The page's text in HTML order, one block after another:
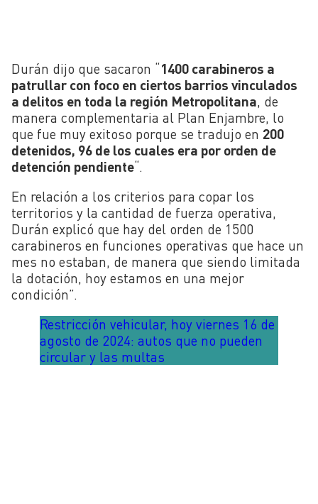
Durán dijo que sacaron “1400 carabineros a
patrullar con foco en ciertos barrios vinculados
a delitos en toda la región Metropolitana, de
manera complementaria al Plan Enjambre, lo
que fue muy exitoso porque se tradujo en 200
detenidos, 96 de los cuales era por orden de
detención pendiente“.
En relación a los criterios para copar los
territorios y la cantidad de fuerza operativa,
Durán explicó que hay del orden de 1500
carabineros en funciones operativas que hace un
mes no estaban, de manera que siendo limitada
la dotación, hoy estamos en una mejor
condición”.
Restricción vehicular, hoy viernes 16 de
agosto de 2024: autos que no pueden
circular y las multas